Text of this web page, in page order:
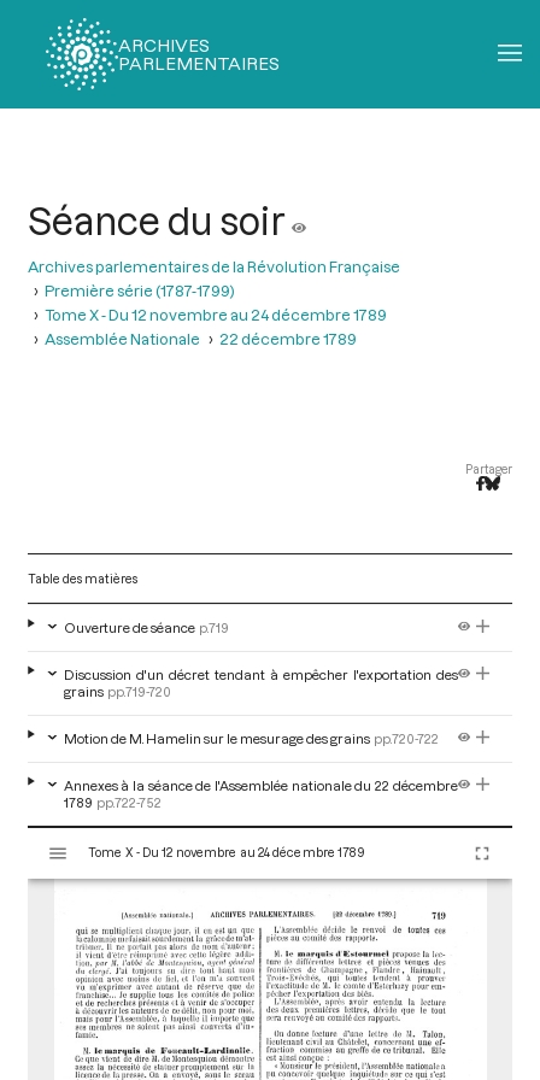
ARCHIVES
PARLEMENTAIRES
Séance du soir
Archives parlementaires de la Révolution Française
Première série (1787-1799)
Tome X - Du 12 novembre au 24 décembre 1789
Assemblée Nationale
22 décembre 1789
Partager
Table des matières
Ouverture de séance p.719
Discussion d'un décret tendant à empêcher l'exportation des
grains pp.719-720
Motion de M. Hamelin sur le mesurage des grains pp.720-722
Annexes à la séance de l'Assemblée nationale du 22 décembre
1789 pp.722-752
s
Tome X - Du 12 novembre au 24 décembre 1789